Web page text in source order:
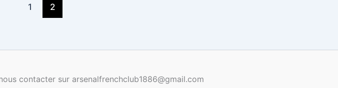
1 2
contacter sur arsenalfrenchclub1886@gmail.com